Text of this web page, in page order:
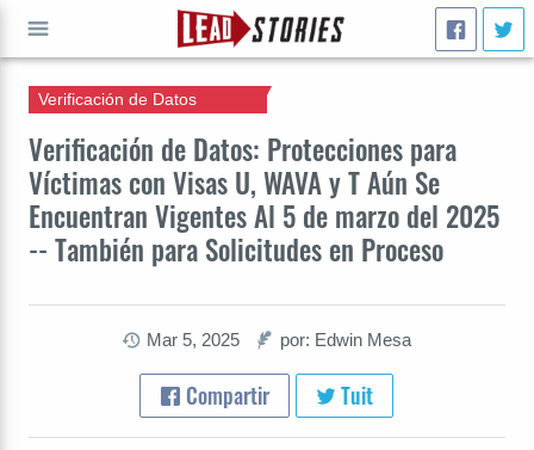
Verificación de Datos: Protecciones para
Víctimas con Visas U, WAVA y T Aún Se
Encuentran Vigentes Al 5 de marzo del 2025
-- También para Solicitudes en Proceso
Verificación de Datos
Mar 5, 2025 por: Edwin Mesa
Compartir Tuit
IR A